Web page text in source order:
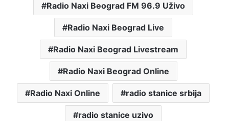
Radio Naxi Beograd FM 96.9 Uživo
Radio Naxi Beograd Live
Radio Naxi Beograd Livestream
Radio Naxi Beograd Online
Radio Naxi Online radio stanice srbija
radio stanice uzivo